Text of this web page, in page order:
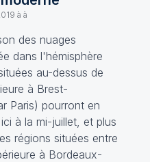
à à
des nuages
dans l'hémisphère
au-dessus de
à Brest-
Paris) pourront en
à la mi-juillet, et plus
régions situées entre
à Bordeaux-